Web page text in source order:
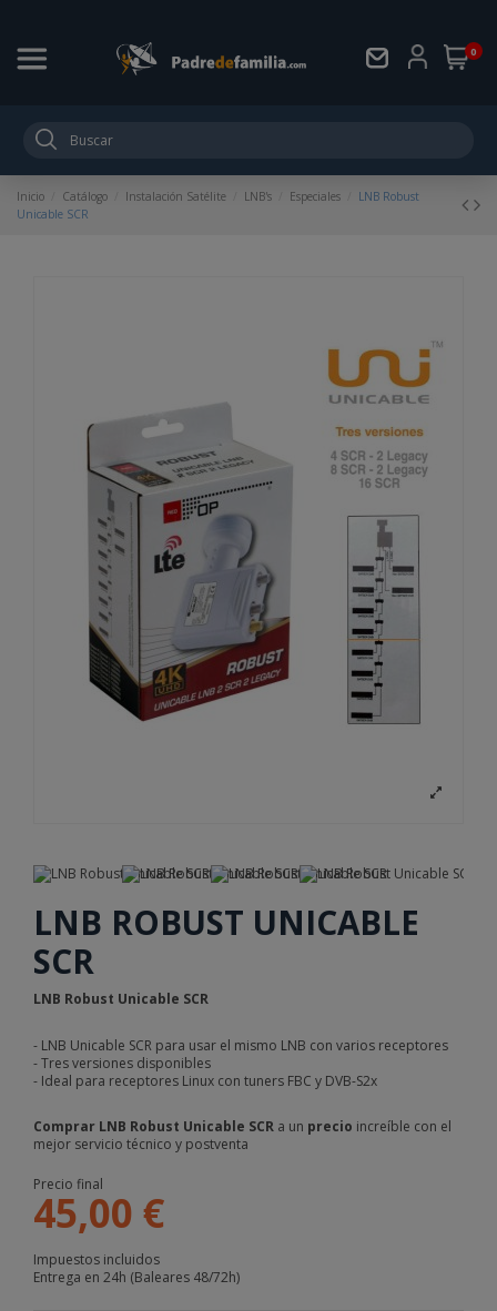
0
Inicio Catálogo Instalación Satélite LNB's Especiales
LNB Robust
Unicable SCR
LNB ROBUST UNICABLE
SCR
LNB Robust Unicable SCR
- LNB Unicable SCR para usar el mismo LNB con varios receptores
- Tres versiones disponibles
- Ideal para receptores Linux con tuners FBC y DVB-S2x
Comprar LNB Robust Unicable SCR a un precio increíble con el
mejor servicio técnico y postventa
Precio final
45,00 €
Impuestos incluidos
Entrega en 24h (Baleares 48/72h)